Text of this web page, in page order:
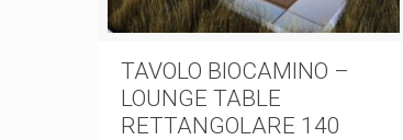
TAVOLO BIOCAMINO –
LOUNGE TABLE
RETTANGOLARE 140